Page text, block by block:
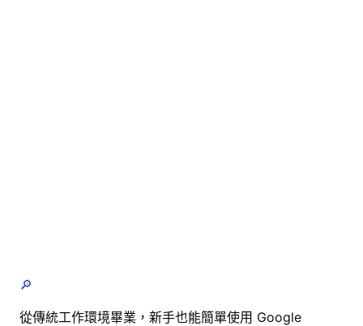
🔎
從傳統工作環境畢業，新手也能簡單使用 Google